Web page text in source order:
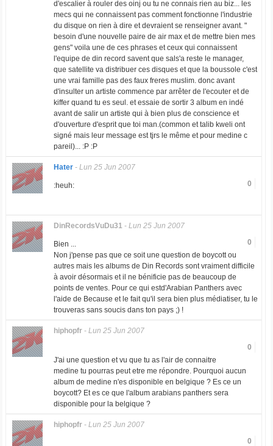
d'escalier à rouler des oinj ou tu ne connais rien au biz... les
mecs qui ne connaissent pas comment fonctionne l'industrie
du disque on rien à dire et devraient se renseigner avant. "
besoin d'une nouvelle paire de air max et de mettre bien mes
gens" voila une de ces phrases et ceux qui connaissent
l'equipe de din record savent que sals'a reste le manager,
que satellite va distribuer ces disques et que la boussole c'est
une vrai famille pas des faux freres muslim. donc avant
d'insulter un artiste commence par arrêter de l'ecouter et de
kiffer quand tu es seul. et essaie de sortir 3 album en indé
avant de salir un artiste qui à bien plus de conscience et
d'ouverture d'esprit que toi man.(common et talib kweli ont
signé mais leur message est tjrs le même et pour medine c
pareil)... :P :P
Hater- Lun 25 Jun 2007
0
:heuh:
DinRecordsVuDu31- Lun 25 Jun 2007
0
Bien ...
Non j'pense pas que ce soit une question de boycott ou
autres mais les albums de Din Records sont vraiment difficile
à avoir désormais et il ne bénificie pas de beaucoup de
points de ventes. Pour ce qui estd'Arabian Panthers avec
l'aide de Because et le fait qu'il sera bien plus médiatiser, tu le
trouveras sans soucis dans ton pays ;) !
hiphopfr- Lun 25 Jun 2007
0
J'ai une question et vu que tu as l'air de connaitre
medine tu pourras peut etre me répondre. Pourquoi aucun
album de medine n'es disponible en belgique ? Es ce un
boycott? Et es ce que l'album arabians panthers sera
disponible pour la belgique ?
hiphopfr- Lun 25 Jun 2007
0